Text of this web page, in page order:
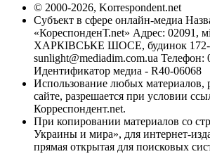
© 2000-2026, Korrespondent.net
Субъект в сфере онлайн-медиа
«КореспонденТ.net» Адрес: 02091,
ХАРКІВСЬКЕ ШОСЕ, будинок 172-
sunlight@mediadim.com.ua Телефон:
Идентификатор медиа - R40-06068
Использование любых материалов,
сайте, разрешается при условии
Корреспондент.net.
При копировании материалов со
Украины и мира», для интернет-
прямая открытая для поисковых